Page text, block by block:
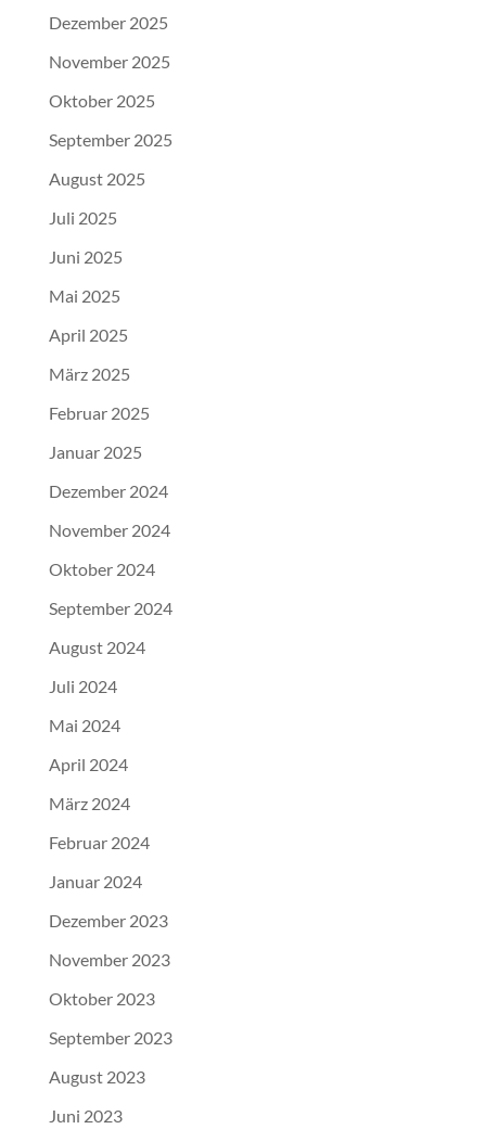
Dezember 2025
November 2025
Oktober 2025
September 2025
August 2025
Juli 2025
Juni 2025
Mai 2025
April 2025
März 2025
Februar 2025
Januar 2025
Dezember 2024
November 2024
Oktober 2024
September 2024
August 2024
Juli 2024
Mai 2024
April 2024
März 2024
Februar 2024
Januar 2024
Dezember 2023
November 2023
Oktober 2023
September 2023
August 2023
Juni 2023